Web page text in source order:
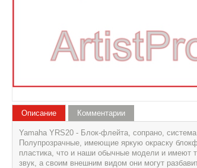
Описание
Yamaha YRS20 - Блок-флейта, сопрано, система
Полупрозрачные, имеющие яркую окраску
пластика, что и наши обычные модели и имеют
звук, а своим внешним видом они могут
Комментарии